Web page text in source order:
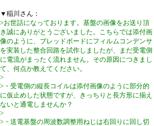
▼稲川さん：
>お世話になっております。基盤の画像をお送り頂
き誠にありがとうございました。こちらでは添付画
像のように、ブレッドボードにフィルムコンデンサ
を実装した整合回路を試作しましたが、まだ受電側
に電流がまったく流れません。その原因につきまし
て、何点か教えてください。
>
>・受電側の縦長コイルは添付画像のように部分的
に仮止めした状態ですが、きっちりと長方形に揃え
ないと通電しませんか？
>
>・送電基盤の周波数調整用ねじは右回りに回し切